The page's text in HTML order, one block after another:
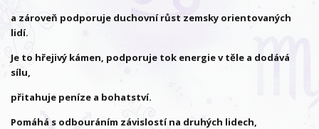
a zároveň podporuje duchovní růst zemsky orientovaných
lidí.
Je to hřejivý kámen, podporuje tok energie v těle a dodává
sílu,
přitahuje peníze a bohatství.
Pomáhá s odbouráním závislostí na druhých lidech,